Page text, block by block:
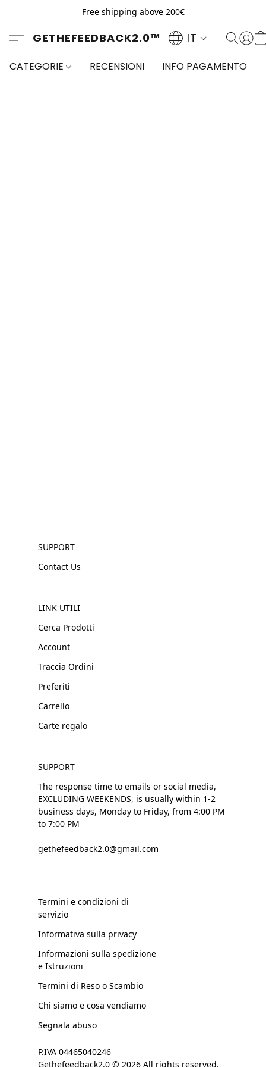
Free shipping above 200€
GETHEFEEDBACK2.0™ IT
CATEGORIE RECENSIONI INFO PAGAMENTO
SUPPORT
Contact Us
LINK UTILI
Cerca Prodotti
Account
Traccia Ordini
Preferiti
Carrello
Carte regalo
SUPPORT
The response time to emails or social media,
EXCLUDING WEEKENDS, is usually within 1-2
business days, Monday to Friday, from 4:00 PM
to 7:00 PM
gethefeedback2.0@gmail.com
Termini e condizioni di
servizio
Informativa sulla privacy
Informazioni sulla spedizione
e Istruzioni
Termini di Reso o Scambio
Chi siamo e cosa vendiamo
Segnala abuso
P.IVA 04465040246
Gethefeedback2.0 © 2026 All rights reserved.